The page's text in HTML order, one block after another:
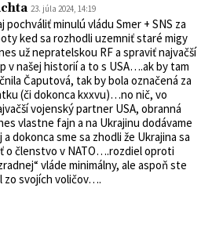
23. júla 2024, 14:19
pochváliť minulú vládu Smer + SNS za
ked sa rozhodli uzemniť staré migy
už nepratelskou RF a spraviť najvačší
v našej historií a to s USA….ak by tam
Čaputová, tak by bola označená za
(či dokonca kxxvu)…no nič, vo
vojenský partner USA, obranná
vlastne fajn a na Ukrajinu dodávame
dokonca sme sa zhodli že Ukrajina sa
o členstvo v NATO….rozdiel oproti
vláde minimálny, ale aspoň ste
zo svojích voličov….